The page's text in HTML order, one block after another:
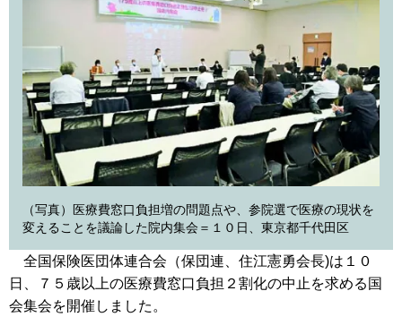
（写真）医療費窓口負担増の問題点や、参院選で医療の現状を
変えることを議論した院内集会＝１０日、東京都千代田区
全国保険医団体連合会（保団連、住江憲勇会長)は１０
日、７５歳以上の医療費窓口負担２割化の中止を求める国
会集会を開催しました。